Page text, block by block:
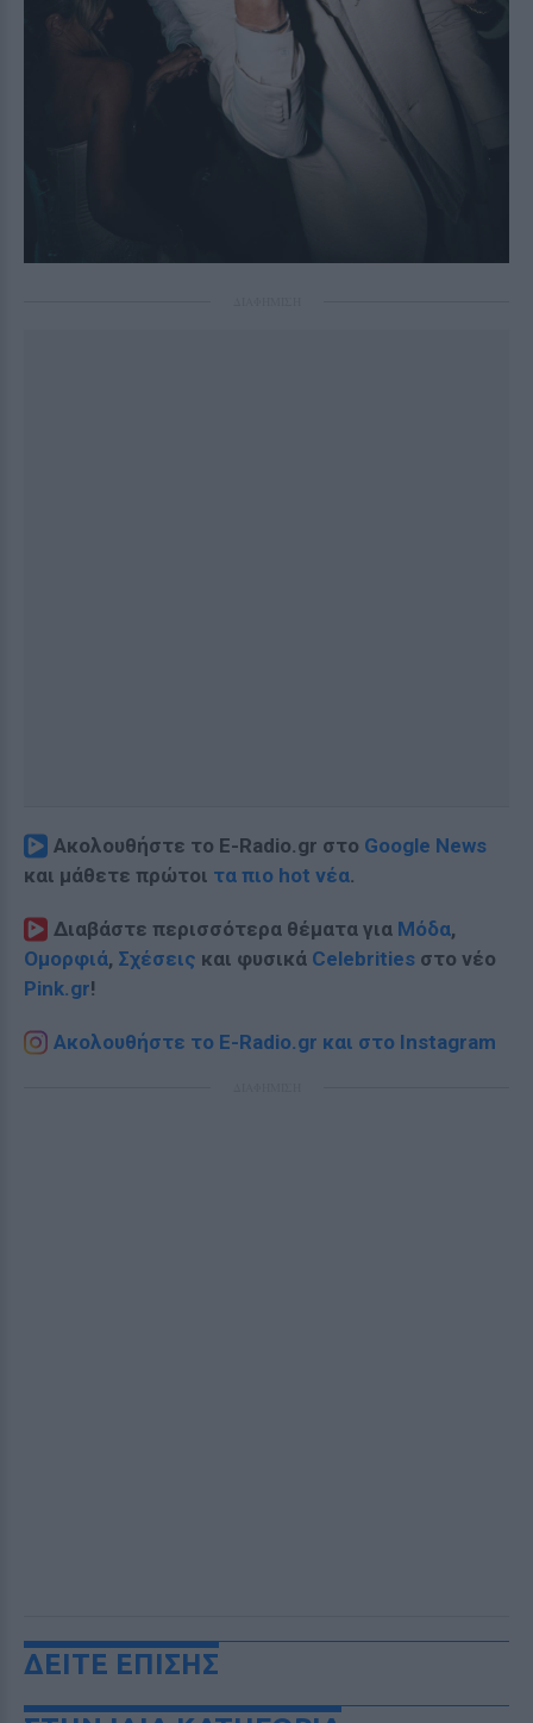
Ακολουθήστε το E-Radio.gr στο Google News
και μάθετε πρώτοι τα πιο hot νέα.
Διαβάστε περισσότερα θέματα για Μόδα,
Ομορφιά, Σχέσεις και φυσικά Celebrities στο νέο
Pink.gr!
Ακολουθήστε το E-Radio.gr και στο Instagram
ΔΕΙΤΕ ΕΠΙΣΗΣ